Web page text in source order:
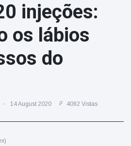
(81)
(237)
(13938)
(122)
(160)
injeções:
os lábios
do
14 August 2020 4092 Vistas